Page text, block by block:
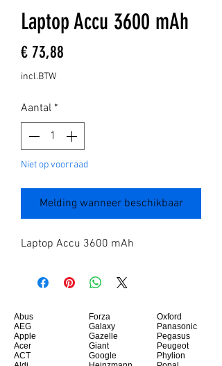
Laptop Accu 3600 mAh
€ 73,88
incl.BTW
Aantal *
Niet op voorraad
Melding wanneer beschikbaar
Laptop Accu 3600 mAh
Abus
AEG
Apple
Acer
ACT
Forza
Galaxy
Gazelle
Giant
Google
Oxford
Panasonic
Pegasus
Peugeot
Phylion